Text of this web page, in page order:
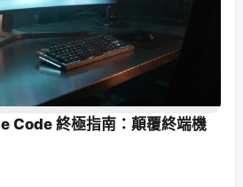
Code 終極指南：顛覆終端機